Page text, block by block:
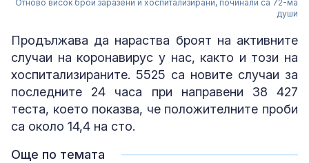
Отново висок брой заразени и хоспитализирани, починали са 72-ма
души
Продължава да нараства броят на активните
случаи на коронавирус у нас, както и този на
хоспитализираните. 5525 са новите случаи за
последните 24 часа при направени 38 427
теста, което показва, че положителните проби
са около 14,4 на сто.
Още по темата